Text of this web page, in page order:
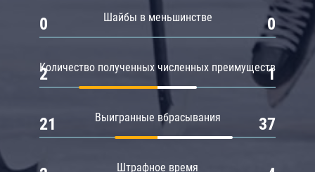
Шайбы в меньшинстве
0 0
Количество полученных численных преимуществ
2 1
Выигранные вбрасывания
21 37
Штрафное время